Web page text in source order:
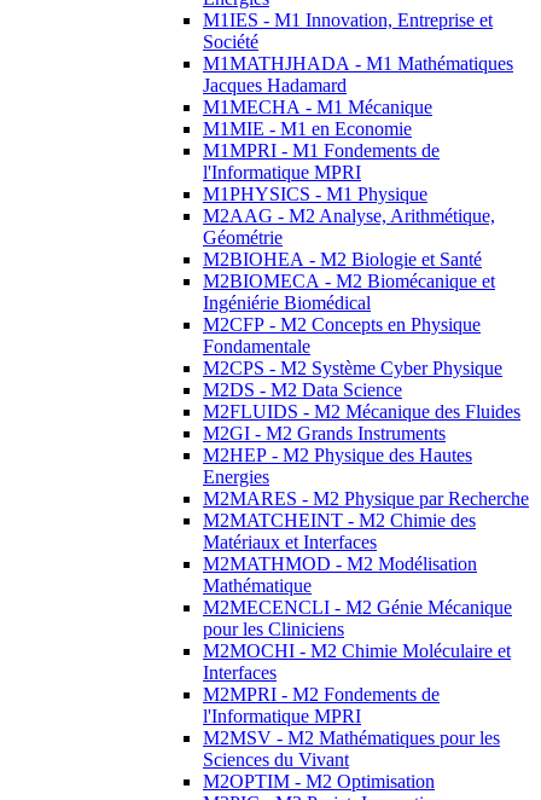
M1IES - M1 Innovation, Entreprise et
Société
M1MATHJHADA - M1 Mathématiques
Jacques Hadamard
M1MECHA - M1 Mécanique
M1MIE - M1 en Economie
M1MPRI - M1 Fondements de
l'Informatique MPRI
M1PHYSICS - M1 Physique
M2AAG - M2 Analyse, Arithmétique,
Géométrie
M2BIOHEA - M2 Biologie et Santé
M2BIOMECA - M2 Biomécanique et
Ingéniérie Biomédical
M2CFP - M2 Concepts en Physique
Fondamentale
M2CPS - M2 Système Cyber Physique
M2DS - M2 Data Science
M2FLUIDS - M2 Mécanique des Fluides
M2GI - M2 Grands Instruments
M2HEP - M2 Physique des Hautes
Energies
M2MARES - M2 Physique par Recherche
M2MATCHEINT - M2 Chimie des
Matériaux et Interfaces
M2MATHMOD - M2 Modélisation
Mathématique
M2MECENCLI - M2 Génie Mécanique
pour les Cliniciens
M2MOCHI - M2 Chimie Moléculaire et
Interfaces
M2MPRI - M2 Fondements de
l'Informatique MPRI
M2MSV - M2 Mathématiques pour les
Sciences du Vivant
M2OPTIM - M2 Optimisation